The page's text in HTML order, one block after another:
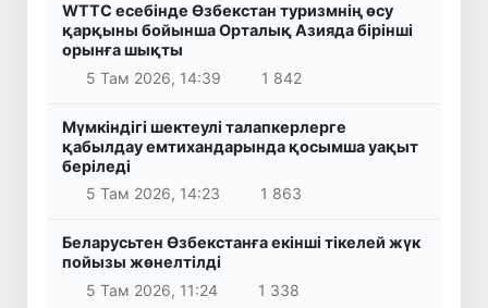
WTTC есебінде Өзбекстан туризмнің өсу
қарқыны бойынша Орталық Азияда бірінші
орынға шықты
5 Там 2026, 14:39
1 842
Мүмкіндігі шектеулі талапкерлерге
қабылдау емтихандарында қосымша уақыт
беріледі
5 Там 2026, 14:23
1 863
Беларусьтен Өзбекстанға екінші тікелей жүк
пойызы жөнелтілді
5 Там 2026, 11:24
1 338